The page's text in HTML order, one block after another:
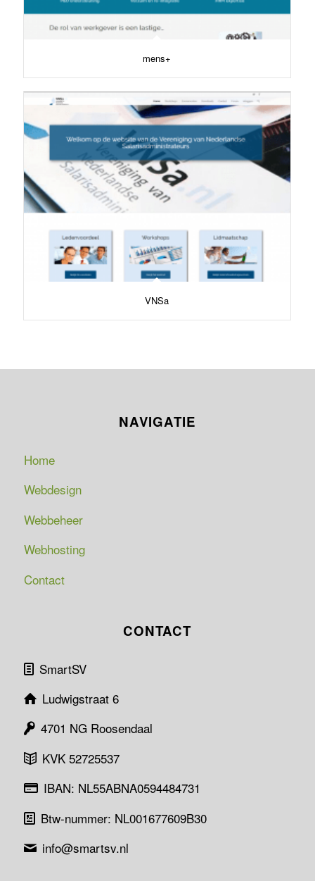
mens+
VNSa
NAVIGATIE
Home
Webdesign
Webbeheer
Webhosting
Contact
CONTACT
SmartSV
Ludwigstraat 6
4701 NG Roosendaal
KVK 52725537
IBAN: NL55ABNA0594484731
Btw-nummer: NL001677609B30
info@smartsv.nl